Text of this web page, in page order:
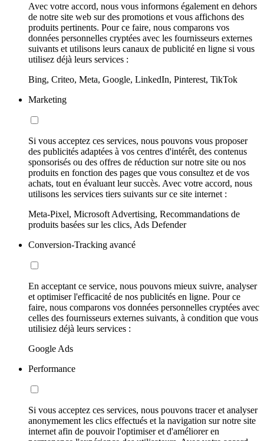
Avec votre accord, nous vous informons également en dehors
de notre site web sur des promotions et vous affichons des
produits pertinents. Pour ce faire, nous comparons vos
données personnelles cryptées avec les fournisseurs externes
suivants et utilisons leurs canaux de publicité en ligne si vous
utilisez déjà leurs services :
Bing, Criteo, Meta, Google, LinkedIn, Pinterest, TikTok
Marketing
Si vous acceptez ces services, nous pouvons vous proposer
des publicités adaptées à vos centres d'intérêt, des contenus
sponsorisés ou des offres de réduction sur notre site ou nos
produits en fonction des pages que vous consultez et de vos
achats, tout en évaluant leur succès. Avec votre accord, nous
utilisons les services tiers suivants sur ce site internet :
Meta-Pixel, Microsoft Advertising, Recommandations de
produits basées sur les clics, Ads Defender
Conversion-Tracking avancé
En acceptant ce service, nous pouvons mieux suivre, analyser
et optimiser l'efficacité de nos publicités en ligne. Pour ce
faire, nous comparons vos données personnelles cryptées avec
celles des fournisseurs externes suivants, à condition que vous
utilisiez déjà leurs services :
Google Ads
Performance
Si vous acceptez ces services, nous pouvons tracer et analyser
anonymement les clics effectués et la navigation sur notre site
internet afin de pouvoir l'optimiser et d'améliorer en